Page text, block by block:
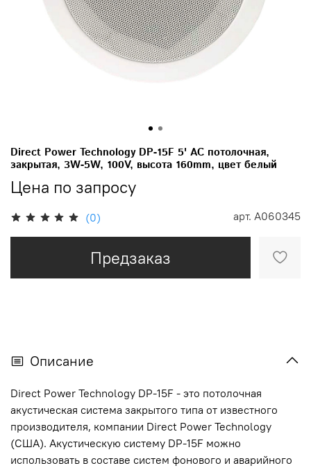
(0) арт. A060345
Direct Power Technology DP-15F 5' АС потолочная,
закрытая, 3W-5W, 100V, высота 160mm, цвет белый
Цена по запросу
Предзаказ
Описание
Direct Power Technology DP-15F - это потолочная
акустическая система закрытого типа от известного
производителя, компании Direct Power Technology
(США). Акустическую систему DP-15F можно
использовать в составе систем фонового и аварийного